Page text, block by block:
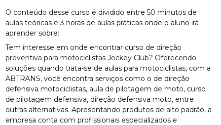
O conteúdo desse curso é dividido entre 50 minutos de
aulas teóricas e 3 horas de aulas práticas onde o aluno irá
aprender sobre:
Tem interesse em onde encontrar curso de direção
preventiva para motociclistas Jockey Club? Oferecendo
soluções quando trata-se de aulas para motociclistas, com a
ABTRANS, você encontra serviços como o de direção
defensiva motociclistas, aula de pilotagem de moto, curso
de pilotagem defensiva, direção defensiva moto, entre
outras alternativas. Apresentando produtos de alto padrão, a
empresa conta com profissionais especializados e